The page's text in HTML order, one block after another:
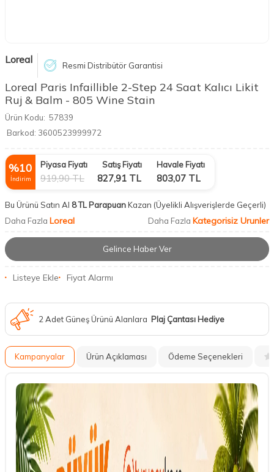
Loreal Resmi Distribütör Garantisi
Loreal Paris Infaillible 2-Step 24 Saat Kalıcı Likit
Ruj & Balm - 805 Wine Stain
Ürün Kodu: 57839
Barkod: 3600523999972
%10
İndirim
Piyasa Fiyatı
919,90TL
Satış Fiyatı
827,91 TL
Havale Fiyatı
803,07 TL
Bu Ürünü Satın Al 8 TL ParapuanKazan (Üyelikli Alışverişlerde Geçerli)
Daha Fazla Loreal Daha Fazla Kategorisiz Urunler
Gelince Haber Ver
Listeye Ekle Fiyat Alarmı
2 Adet Güneş Ürünü Alanlara Plaj Çantası Hediye
Kampanyalar Ürün Açıklaması Ödeme Seçenekleri